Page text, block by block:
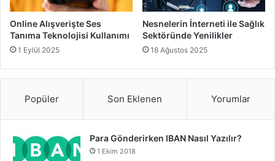
Online Alışverişte Ses
Tanıma Teknolojisi Kullanımı
1 Eylül 2025
Nesnelerin İnterneti ile Sağlık
Sektöründe Yenilikler
18 Ağustos 2025
Popüler Son Eklenen Yorumlar
Para Gönderirken IBAN Nasıl Yazılır?
1 Ekim 2018